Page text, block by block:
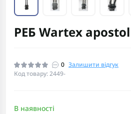
РЕБ Wartex
0 Залишити відгук
Код товару: 2449-
В наявності